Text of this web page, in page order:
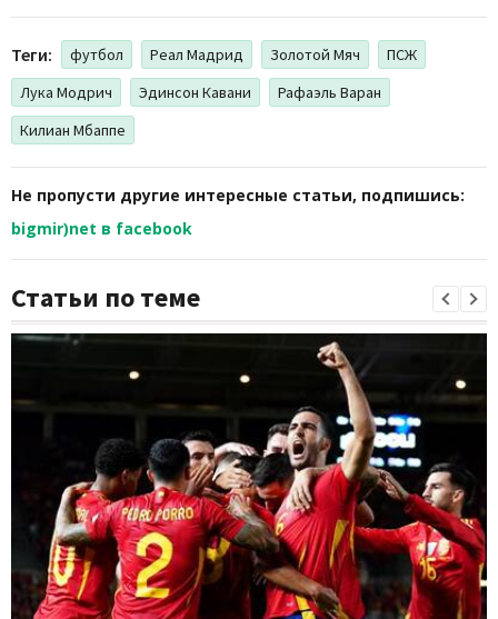
Теги: футбол Реал Мадрид Золотой Мяч
ПСЖ
Лука Модрич
Эдинсон Кавани
Рафаэль Варан
Килиан Мбаппе
Не пропусти другие интересные статьи, подпишись:
bigmir)net в facebook
Статьи по теме